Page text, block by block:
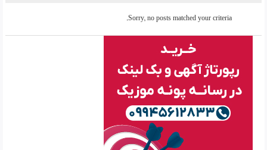
Sorry, no posts matched your criteria.